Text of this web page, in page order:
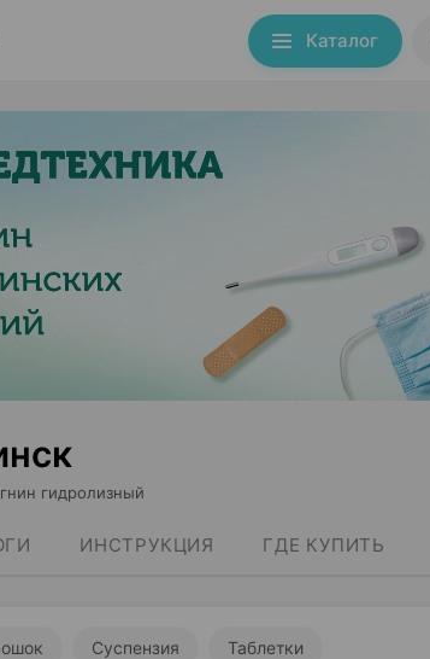
Каталог
гидролизный
ИНСТРУКЦИЯ ГДЕ КУПИТЬ
Суспензия Таблетки